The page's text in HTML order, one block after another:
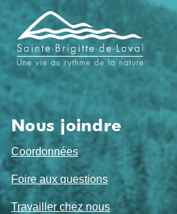
Navigation
de
pied
de
page
Nous joindre
Coordonnées
Foire aux questions
Travailler chez nous